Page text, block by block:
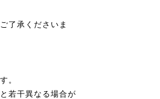
了承くださいま
。
若干異なる場合が